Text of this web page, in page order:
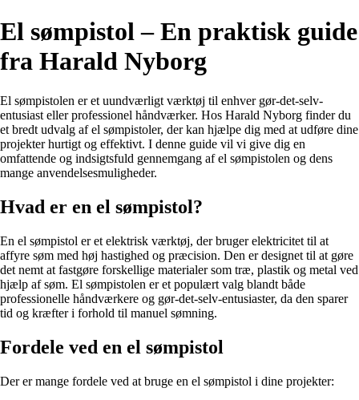
El sømpistol – En praktisk guide
fra Harald Nyborg
El sømpistolen er et uundværligt værktøj til enhver gør-det-selv-
entusiast eller professionel håndværker. Hos Harald Nyborg finder du
et bredt udvalg af el sømpistoler, der kan hjælpe dig med at udføre dine
projekter hurtigt og effektivt. I denne guide vil vi give dig en
omfattende og indsigtsfuld gennemgang af el sømpistolen og dens
mange anvendelsesmuligheder.
Hvad er en el sømpistol?
En el sømpistol er et elektrisk værktøj, der bruger elektricitet til at
affyre søm med høj hastighed og præcision. Den er designet til at gøre
det nemt at fastgøre forskellige materialer som træ, plastik og metal ved
hjælp af søm. El sømpistolen er et populært valg blandt både
professionelle håndværkere og gør-det-selv-entusiaster, da den sparer
tid og kræfter i forhold til manuel sømning.
Fordele ved en el sømpistol
Der er mange fordele ved at bruge en el sømpistol i dine projekter: